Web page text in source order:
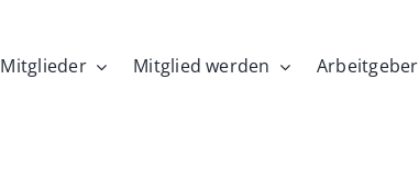
Mitglieder Mitglied werden Arbeitgeber